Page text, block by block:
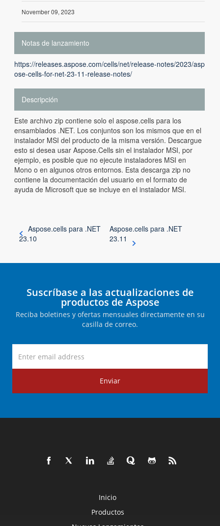
November 09, 2023
Notas de lanzamiento
https://releases.aspose.com/cells/net/release-notes/2023/asp
ose-cells-for-net-23-11-release-notes/
Descripción
Este archivo zip contiene solo el aspose.cells para los
ensamblados .NET. Los conjuntos son los mismos que en el
instalador MSI del producto de la misma versión. Descargue
esto si desea usar Aspose.Cells sin el instalador MSI, por
ejemplo, es posible que no ejecute instaladores MSI en
Mono o en algunos otros entornos. Esta descarga zip no
contiene la documentación del usuario en el formato de
ayuda de Microsoft que se incluye en el instalador MSI.
Aspose.cells para .NET
23.10
Aspose.cells para .NET
23.11
Suscríbase a las actualizaciones de
productos de Aspose
Reciba boletines y ofertas mensuales directamente en su
casilla de correo.
Enviar
Inicio
Productos